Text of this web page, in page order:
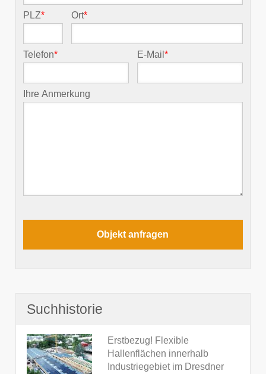
PLZ* Ort*
Telefon* E-Mail*
Ihre Anmerkung
Suchhistorie
Erstbezug! Flexible
Hallenflächen innerhalb
Industriegebiet im Dresdner